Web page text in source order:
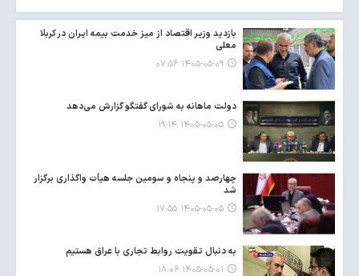
بازدید وزیر اقتصاد از میز خدمت بیمه ایران در کربلا
معلی
۱۴۰۵-۰۵-۰۹ ۰۷:۵۶
دولت ماهانه به شورای گفتگو گزارش می‌دهد
۱۴۰۵-۰۵-۰۵ ۱۹:۱۴
چهارصد و پنجاه و سومین جلسه هیأت واگذاری برگزار
شد
۱۴۰۵-۰۵-۰۵ ۱۷:۵۵
به دنبال تقویت روابط تجاری با عراق هستیم
۱۴۰۵-۰۵-۰۱ ۱۸:۰۶